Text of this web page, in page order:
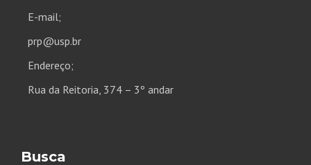
E-mail;
prp@usp.br
Endereço;
Rua da Reitoria, 374 – 3º andar
Busca